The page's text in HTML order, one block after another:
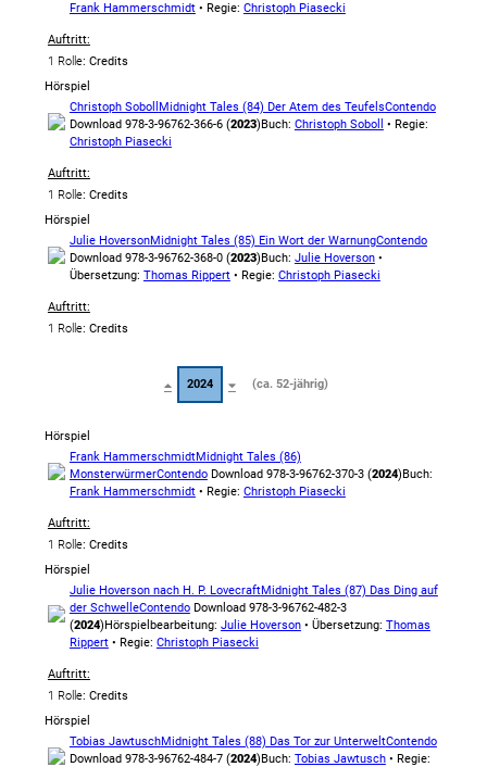
Frank Hammerschmidt• Regie: Christoph Piasecki
Auftritt:
1 Rolle: Credits
Hörspiel
Christoph Soboll Midnight Tales (84) Der Atem des TeufelsContendo
Download 978-3-96762-366-6 (2023)Buch: Christoph Soboll
• Regie:
Christoph Piasecki
Auftritt:
1 Rolle: Credits
Hörspiel
Julie HoversonMidnight Tales (85) Ein Wort der WarnungContendo
Download 978-3-96762-368-0 (2023)Buch: Julie Hoverson•
Übersetzung: Thomas Rippert• Regie: Christoph Piasecki
Auftritt:
1 Rolle: Credits
2024 (ca. 52-jährig)
Hörspiel
Frank HammerschmidtMidnight Tales (86)
MonsterwürmerContendoDownload 978-3-96762-370-3 (2024)Buch:
Frank Hammerschmidt• Regie: Christoph Piasecki
Auftritt:
1 Rolle: Credits
Hörspiel
Julie Hoverson nach H. P. LovecraftMidnight Tales (87) Das Ding auf
der SchwelleContendoDownload 978-3-96762-482-3
(2024)Hörspielbearbeitung: Julie Hoverson• Übersetzung: Thomas
Rippert• Regie: Christoph Piasecki
Auftritt:
1 Rolle: Credits
Hörspiel
Tobias JawtuschMidnight Tales (88) Das Tor zur UnterweltContendo
Download 978-3-96762-484-7 (2024)Buch: Tobias Jawtusch• Regie: